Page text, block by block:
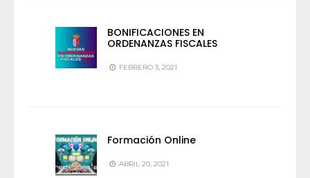
BONIFICACIONES EN
ORDENANZAS FISCALES
FEBRERO 3, 2021
Formación Online
ABRIL 20, 2021